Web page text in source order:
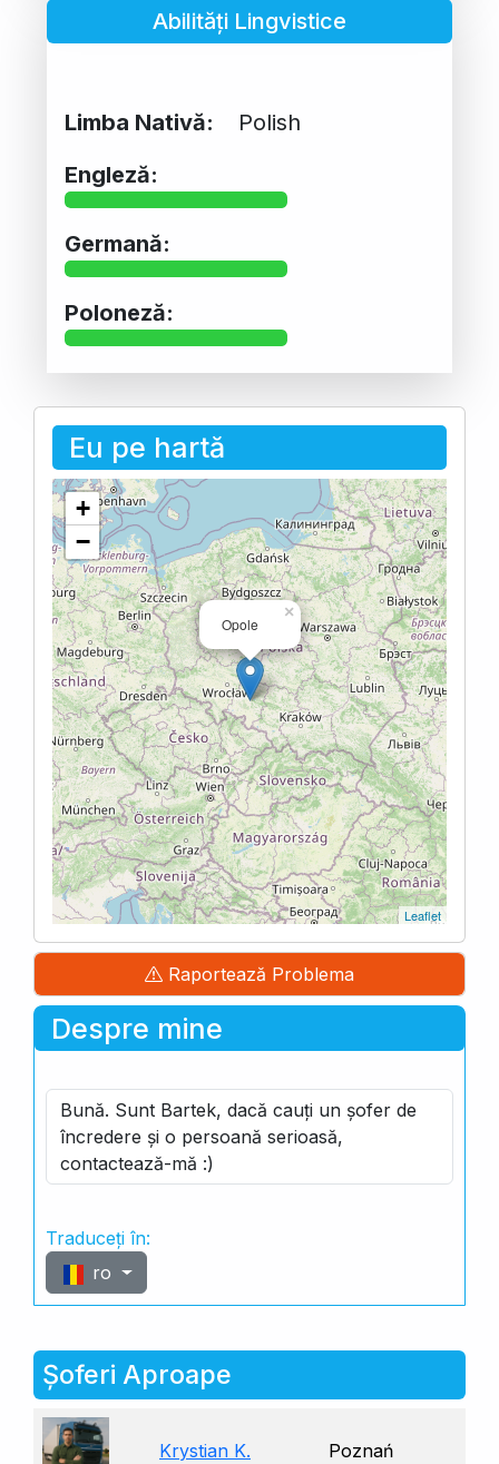
Abilități Lingvistice
Limba Nativă:
Polish
Engleză:
Germană:
Poloneză:
Eu pe hartă
Opole
×
+
−
Leaflet
Raportează Problema
Despre mine
Bună. Sunt Bartek, dacă cauți un șofer de
încredere și o persoană serioasă,
contactează-mă :)
Traduceți în:
ro
Șoferi Aproape
Krystian K. Poznań